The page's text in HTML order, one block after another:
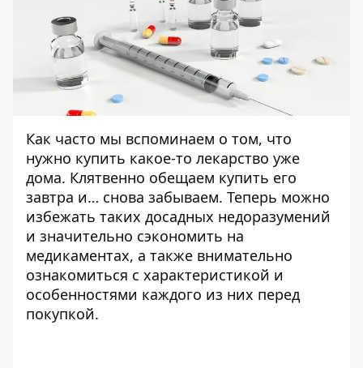
Как часто мы вспоминаем о том, что
нужно купить какое-то лекарство уже
дома. Клятвенно обещаем купить его
завтра и… снова забываем. Теперь можно
избежать таких досадных недоразумений
и значительно сэкономить на
медикаментах, а также внимательно
ознакомиться с характеристикой и
особенностями каждого из них перед
покупкой.